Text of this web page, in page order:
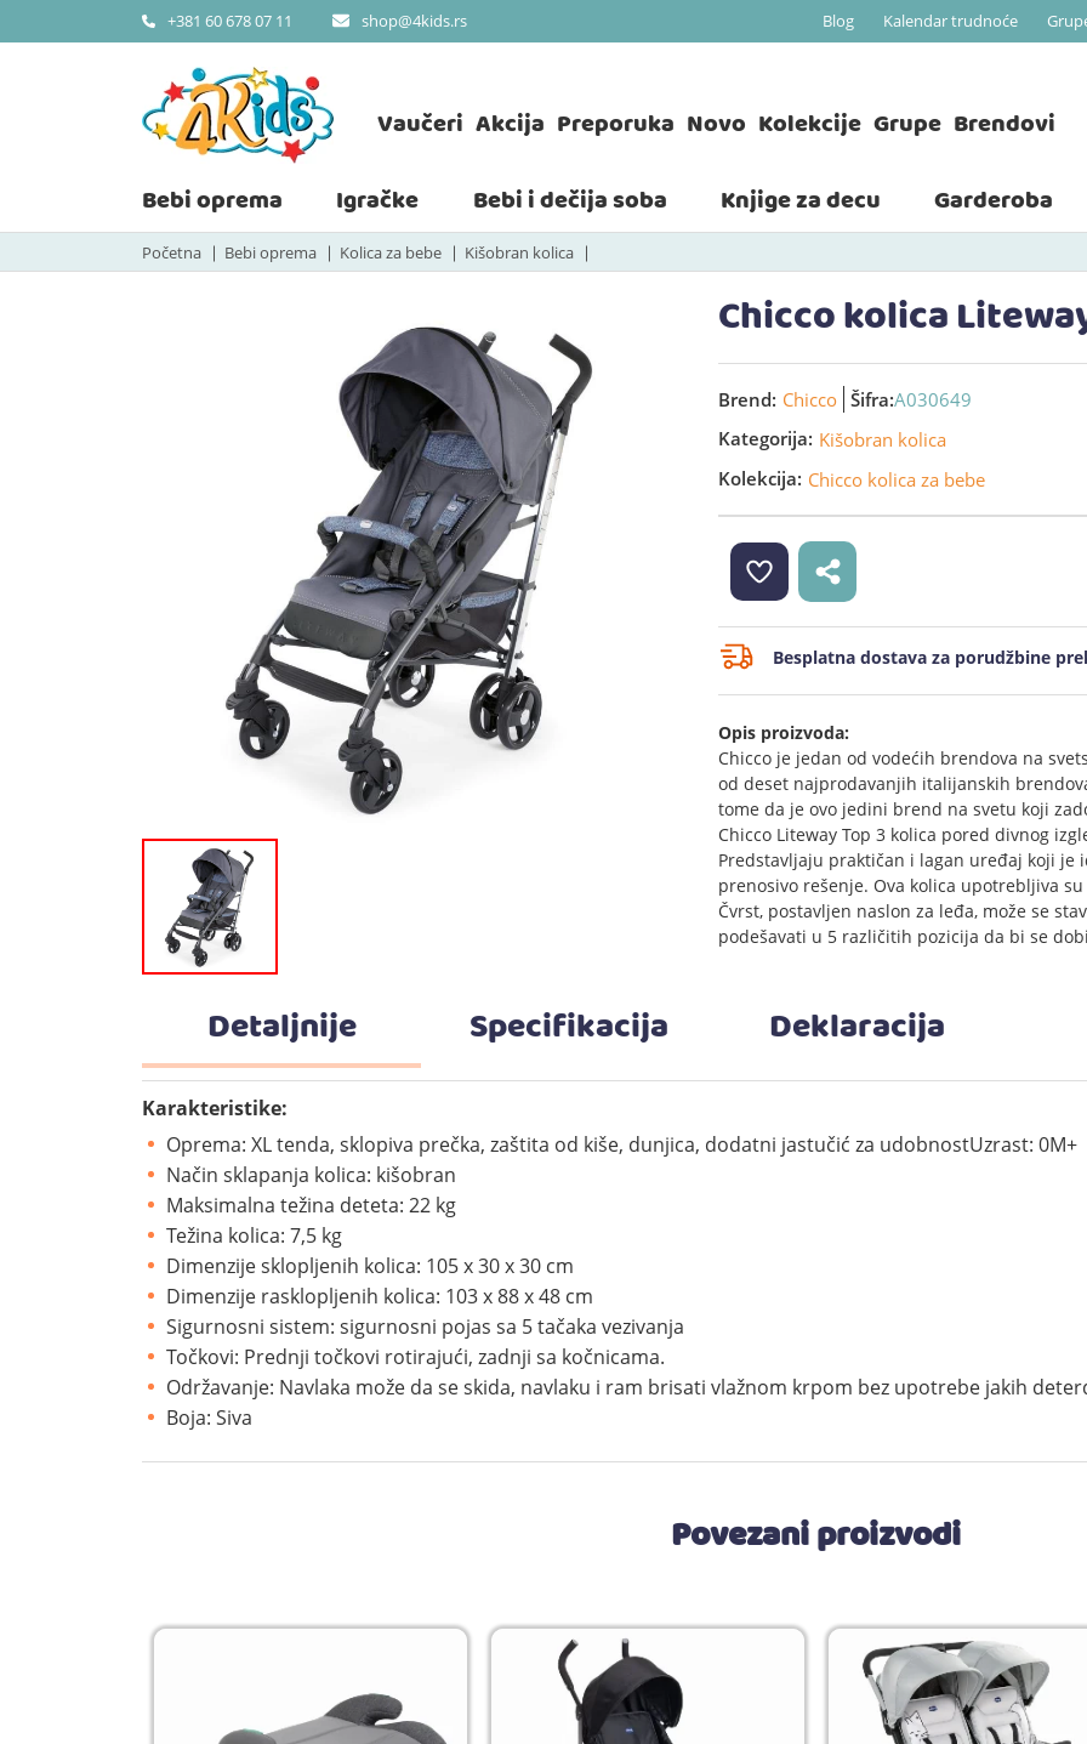
+381 60 678 07 11 shop@4kids.rs Blog Kalendar trudnoće
Vaučeri Akcija Preporuka Novo Kolekcije Grupe Brendovi
Bebi oprema Igračke Bebi i dečija soba Knjige za decu Garderoba
Početna Bebi oprema Kolica za bebe Kišobran kolica
Chicco kolica
Brend: Chicco Šifra:A030649
Kategorija: Kišobran kolica
Kolekcija: Chicco kolica za bebe
Besplatna dostava za porudžbine
Opis proizvoda:
Chicco je jedan od vodećih brendova na
od deset najprodavanjih italijanskih
tome da je ovo jedini brend na svetu koji
Chicco Liteway Top 3 kolica pored divnog
Predstavljaju praktičan i lagan uređaj koji je
prenosivo rešenje. Ova kolica upotrebljiva
Čvrst, postavljen naslon za leđa, može se
podešavati u 5 različitih pozicija da bi se
Detaljnije Specifikacija Deklaracija
Karakteristike:
Oprema: XL tenda, sklopiva prečka, zaštita od kiše, dunjica, dodatni jastučić za udobnostUzrast: 0M+
Način sklapanja kolica: kišobran
Maksimalna težina deteta: 22 kg
Težina kolica: 7,5 kg
Dimenzije sklopljenih kolica: 105 x 30 x 30 cm
Dimenzije rasklopljenih kolica: 103 x 88 x 48 cm
Sigurnosni sistem: sigurnosni pojas sa 5 tačaka vezivanja
Točkovi: Prednji točkovi rotirajući, zadnji sa kočnicama.
Održavanje: Navlaka može da se skida, navlaku i ram brisati vlažnom krpom bez upotrebe jakih
Boja: Siva
Povezani proizvodi